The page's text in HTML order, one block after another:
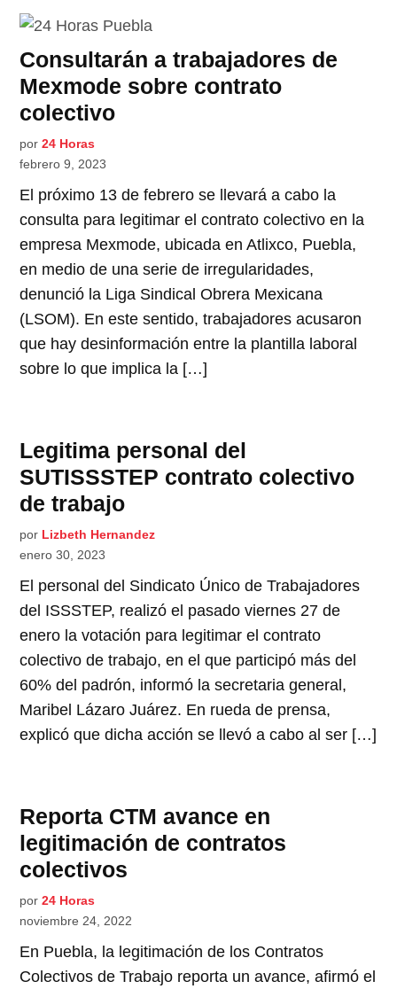
Consultarán a trabajadores de
Mexmode sobre contrato
colectivo
por 24 Horas
febrero 9, 2023
El próximo 13 de febrero se llevará a cabo la
consulta para legitimar el contrato colectivo en la
empresa Mexmode, ubicada en Atlixco, Puebla,
en medio de una serie de irregularidades,
denunció la Liga Sindical Obrera Mexicana
(LSOM). En este sentido, trabajadores acusaron
que hay desinformación entre la plantilla laboral
sobre lo que implica la […]
Legitima personal del
SUTISSSTEP contrato colectivo
de trabajo
por Lizbeth Hernandez
enero 30, 2023
El personal del Sindicato Único de Trabajadores
del ISSSTEP, realizó el pasado viernes 27 de
enero la votación para legitimar el contrato
colectivo de trabajo, en el que participó más del
60% del padrón, informó la secretaria general,
Maribel Lázaro Juárez. En rueda de prensa,
explicó que dicha acción se llevó a cabo al ser […]
Reporta CTM avance en
legitimación de contratos
colectivos
por 24 Horas
noviembre 24, 2022
En Puebla, la legitimación de los Contratos
Colectivos de Trabajo reporta un avance, afirmó el